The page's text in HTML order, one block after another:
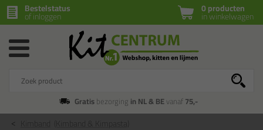
0 producten
in winkelwagen
Bestelstatus
of inloggen
Gratisbezorging in NL & BEvanaf75,-